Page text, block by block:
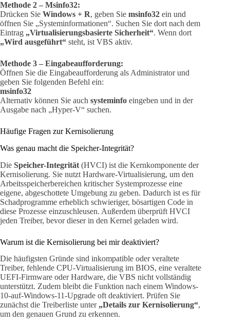
Methode 2 – Msinfo32:
Drücken Sie Windows + R, geben Sie msinfo32 ein und
öffnen Sie „Systeminformationen“. Suchen Sie dort nach dem
Eintrag „Virtualisierungsbasierte Sicherheit“. Wenn dort
„Wird ausgeführt“ steht, ist VBS aktiv.
Methode 3 – Eingabeaufforderung:
Öffnen Sie die Eingabeaufforderung als Administrator und
geben Sie folgenden Befehl ein:
msinfo32
Alternativ können Sie auch systeminfo eingeben und in der
Ausgabe nach „Hyper-V“ suchen.
Häufige Fragen zur Kernisolierung
Was genau macht die Speicher-Integrität?
Die Speicher-Integrität (HVCI) ist die Kernkomponente der
Kernisolierung. Sie nutzt Hardware-Virtualisierung, um den
Arbeitsspeicherbereichen kritischer Systemprozesse eine
eigene, abgeschottete Umgebung zu geben. Dadurch ist es für
Schadprogramme erheblich schwieriger, bösartigen Code in
diese Prozesse einzuschleusen. Außerdem überprüft HVCI
jeden Treiber, bevor dieser in den Kernel geladen wird.
Warum ist die Kernisolierung bei mir deaktiviert?
Die häufigsten Gründe sind inkompatible oder veraltete
Treiber, fehlende CPU-Virtualisierung im BIOS, eine veraltete
UEFI-Firmware oder Hardware, die VBS nicht vollständig
unterstützt. Zudem bleibt die Funktion nach einem Windows-
10-auf-Windows-11-Upgrade oft deaktiviert. Prüfen Sie
zunächst die Treiberliste unter „Details zur Kernisolierung“,
um den genauen Grund zu erkennen.